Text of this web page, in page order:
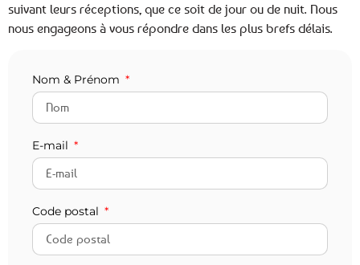
suivant leurs réceptions, que ce soit de jour ou de nuit. Nous
nous engageons à vous répondre dans les plus brefs délais.
Nom & Prénom
E-mail
Code postal